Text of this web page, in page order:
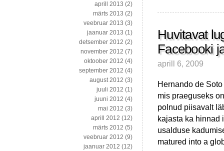
Huvitavat
Facebooki
aprill 6, 2009
Hernando de
mis praeguseks
polnud piisavalt
kajasta ka hinnad
usalduse
matured into a
aprill 2013 (2)
märts 2013 (2)
veebruar 2013 (3)
jaanuar 2013 (1)
detsember 2012 (2)
november 2012 (7)
oktoober 2012 (4)
september 2012 (4)
august 2012 (3)
juuli 2012 (1)
juuni 2012 (4)
mai 2012 (3)
aprill 2012 (12)
märts 2012 (5)
veebruar 2012 (9)
jaanuar 2012 (12)